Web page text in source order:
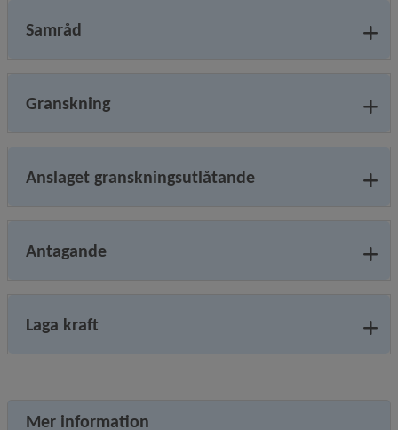
Samråd
Granskning
Anslaget granskningsutlåtande
Antagande
Laga kraft
Mer information